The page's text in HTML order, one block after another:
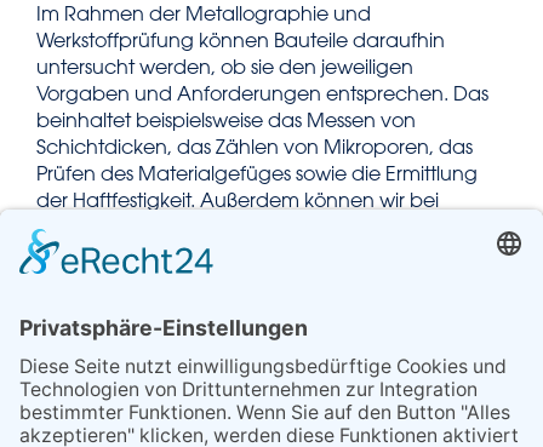
Im Rahmen der Metallographie und
Werkstoffprüfung können Bauteile daraufhin
untersucht werden, ob sie den jeweiligen
Vorgaben und Anforderungen entsprechen. Das
beinhaltet beispielsweise das Messen von
Schichtdicken, das Zählen von Mikroporen, das
Prüfen des Materialgefüges sowie die Ermittlung
der Haftfestigkeit. Außerdem können wir bei
Schadensfällen helfen, die Ursache(n) zu finden,
Fehler zu beheben oder Gutachten zu erstellen.
Leistungsspektrum haben, geben wir Ihnen
natürlich gern ausführliche Antworten.
Horn & Co. Analytics GmbH
Otto-Hahn-Straße 2
57482 Wenden-Hünsborn